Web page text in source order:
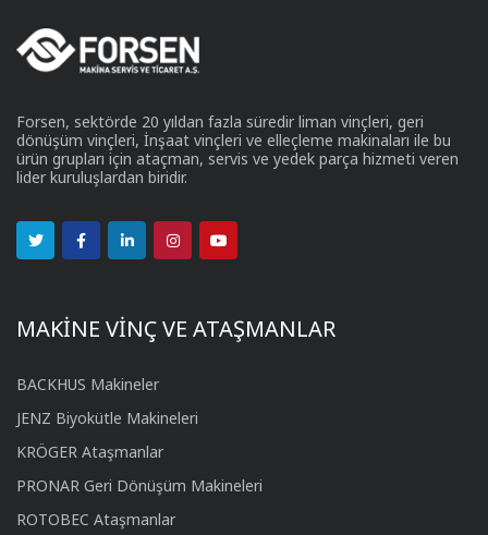
Forsen, sektörde 20 yıldan fazla süredir liman vinçleri, geri
dönüşüm vinçleri, İnşaat vinçleri ve elleçleme makinaları ile bu
ürün grupları için ataçman, servis ve yedek parça hizmeti veren
lider kuruluşlardan biridir.
MAKİNE VİNÇ VE ATAŞMANLAR
BACKHUS Makineler
JENZ Biyokütle Makineleri
KRÖGER Ataşmanlar
PRONAR Geri Dönüşüm Makineleri
ROTOBEC Ataşmanlar